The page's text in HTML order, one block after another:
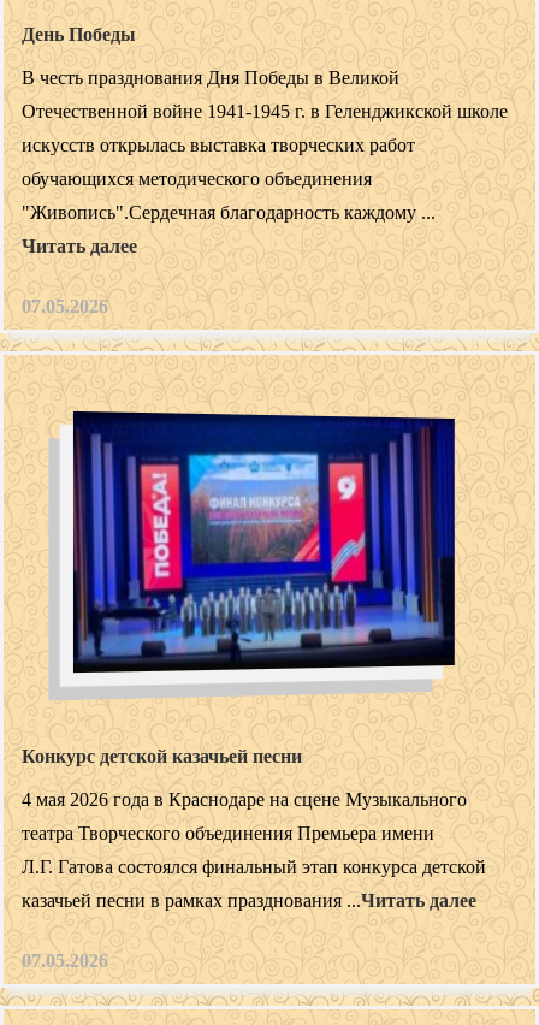
День Победы
В честь празднования Дня Победы в Великой
Отечественной войне 1941-1945 г. в Геленджикской школе
искусств открылась выставка творческих работ
обучающихся методического объединения
"Живопись".Сердечная благодарность каждому ...
Читать далее
07.05.2026
Конкурс детской казачьей песни
4 мая 2026 года в Краснодаре на сцене Музыкального
театра Творческого объединения Премьера имени
Л.Г. Гатова состоялся финальный этап конкурса детской
казачьей песни в рамках празднования ...Читать далее
07.05.2026